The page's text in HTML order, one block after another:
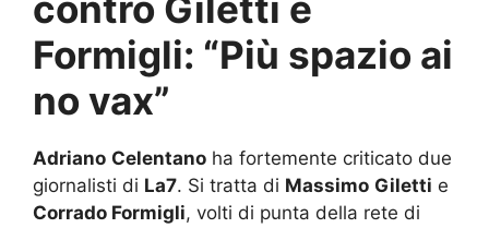
Formigli: “Più spazio ai
no vax”
Adriano Celentano ha fortemente criticato due
giornalisti di La7. Si tratta di Massimo Giletti e
Corrado Formigli, volti di punta della rete di